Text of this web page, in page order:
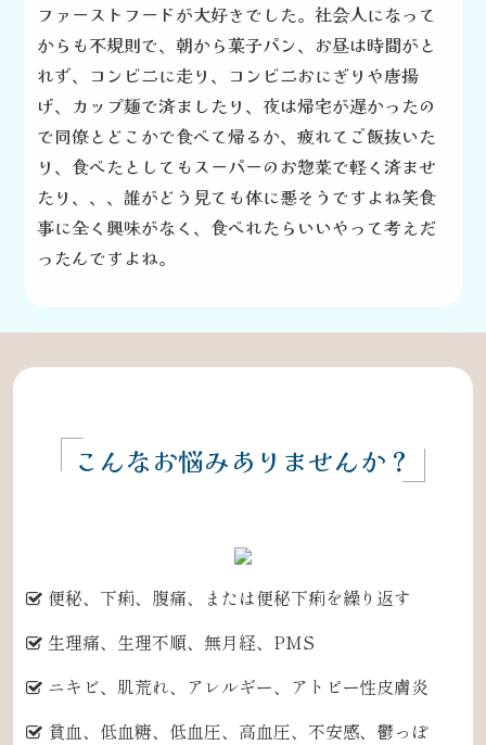
ファーストフードが大好きでした。社会人になって
からも不規則で、朝から菓子パン、 お昼は時間がと
れず、コンビニに走り、コンビニおにぎりや唐揚
げ、カップ麺で済ましたり、夜は帰宅が遅かったの
で同僚とどこかで食べて帰るか、疲れてご飯抜いた
り、食べたとしてもスーパーのお惣菜で軽く済ませ
たり、、、誰がどう見ても体に悪そうですよね笑食
事に全く興味がなく、食べれたらいいやって考えだ
ったんですよね。
こんなお悩みありませんか？
便秘、下痢、腹痛、または便秘下痢を繰り返す
生理痛、生理不順、無月経、PMS
ニキビ、肌荒れ、アレルギー、アトピー性皮膚炎
貧血、低血糖、低血圧、高血圧、不安感、鬱っぽ